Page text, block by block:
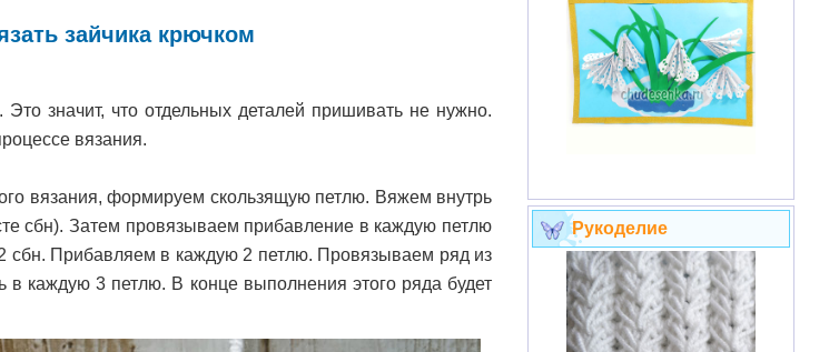
зайчика крючком
Это значит, что отдельных деталей пришивать не нужно.
вязания.
вязания, формируем скользящую петлю. Вяжем внутрь
сбн). Затем провязываем прибавление в каждую петлю
сбн. Прибавляем в каждую 2 петлю. Провязываем ряд из
каждую 3 петлю. В конце выполнения этого ряда будет
Рукоделие